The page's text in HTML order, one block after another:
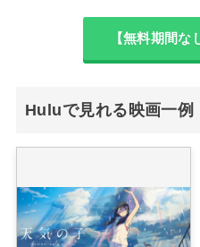
【無料期間な
Huluで見れる映画一例